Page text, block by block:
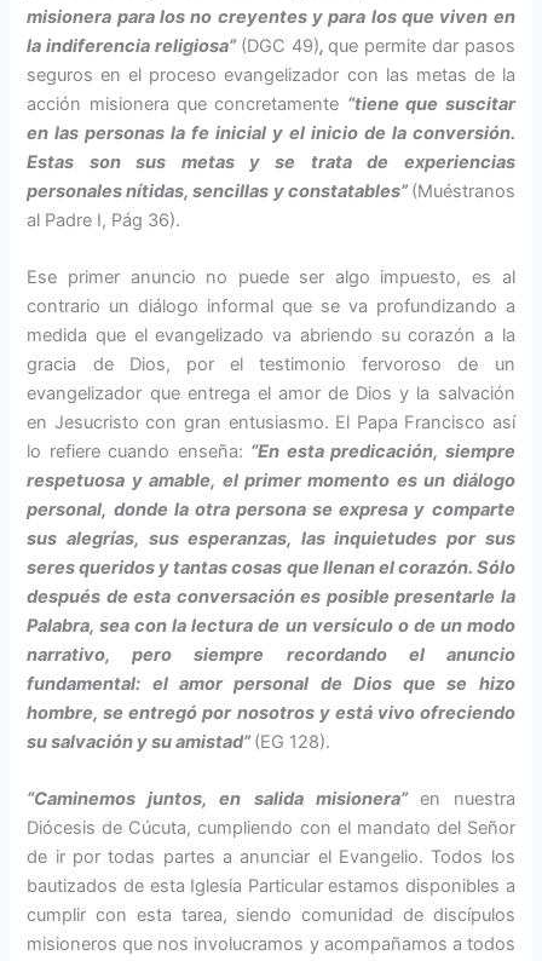
misionera para los no creyentes y para los que viven en
la indiferencia religiosa” (DGC 49),que permite dar pasos
seguros en el proceso evangelizador con las metas de la
acción misionera que concretamente “tiene que suscitar
en las personas la fe inicial y el inicio de la conversión.
Estas son sus metas y se trata de experiencias
personales nítidas, sencillas y constatables”(Muéstranos
al Padre I, Pág 36).
Ese primer anuncio no puede ser algo impuesto, es al
contrario un diálogo informal que se va profundizando a
medida que el evangelizado va abriendo su corazón a la
gracia de Dios, por el testimonio fervoroso de un
evangelizador que entrega el amor de Dios y la salvación
en Jesucristo con gran entusiasmo. El Papa Francisco así
lo refiere cuando enseña: “En esta predicación, siempre
respetuosa y amable, el primer momento es un diálogo
personal, donde la otra persona se expresa y comparte
sus alegrías, sus esperanzas, las inquietudes por sus
seres queridos y tantas cosas que llenan el corazón. Sólo
después de esta conversación es posible presentarle la
Palabra, sea con la lectura de un versículo o de un modo
narrativo, pero siempre recordando el anuncio
fundamental: el amor personal de Dios que se hizo
hombre, se entregó por nosotros y está vivo ofreciendo
su salvación y su amistad”(EG 128).
“Caminemos juntos, en salida misionera” en nuestra
Diócesis de Cúcuta, cumpliendo con el mandato del Señor
de ir por todas partes a anunciar el Evangelio. Todos los
bautizados de esta Iglesia Particular estamos disponibles a
cumplir con esta tarea, siendo comunidad de discípulos
misioneros que nos involucramos y acompañamos a todos